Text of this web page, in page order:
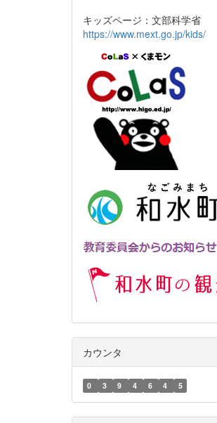
キッズページ：文部科学省
https://www.mext.go.jp/kids/
カウンタ
0 3 9 4 6 4 5